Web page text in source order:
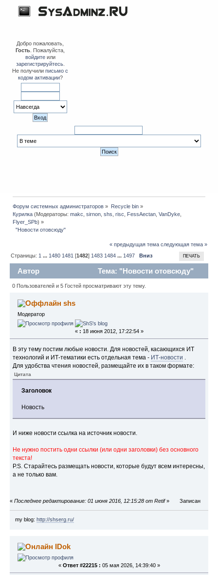
Добро пожаловать,
Гость . Пожалуйста,
войдитеили
зарегистрируйтесь.
Не получилиписьмо с
кодом активации?
Форум системных администраторов » Recycle bin»
Курилка (Модераторы:makc ,sirnon ,shs ,risc FessAectan ,VanDyke
Flyer_SPb) »
  "Новости отовсюду"
« предыдущая тема следующая тема »
ПЕЧАТЬ
Страницы: 1 ... 1480 1481 [1482] 1483 1484 ... 1497 Вниз
Автор
Тема: "Новости отовсюду"
(Прочитано 3438444 раз)
0 Пользователей и 5 Гостей просматривают эту тему.
shs
Модератор
« : 18 июня 2012, 17:22:54 »
В эту тему постим любые новости. Для новостей, касающихся ИТ
технологий и ИТ-тематики есть отдельная тема - ИТ-новости
Для удобства чтения новостей, размещайте их в таком формате:
Цитата
Заголовок
Новость
И ниже новости ссылка на источник новости.
Не нужно постить одни ссылки (или одни заголовки) без основного
текста!
P.S. Старайтесь размещать новости, которые будут всем интересны,
а не только вам.
« Последнее редактирование: 01 июня 2016, 12:15:28 от Retif» Записан
my blog: http://shserg.ru/
IDok
« Ответ #22215 : 05 мая 2026, 14:39:40 »